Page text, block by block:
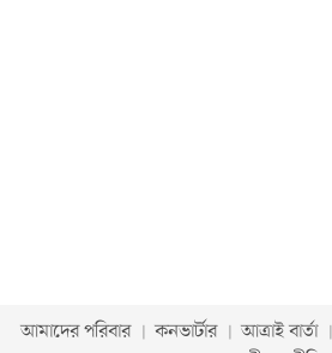
আমাদের পরিবার কনভার্টার আত্রাই বার্তা